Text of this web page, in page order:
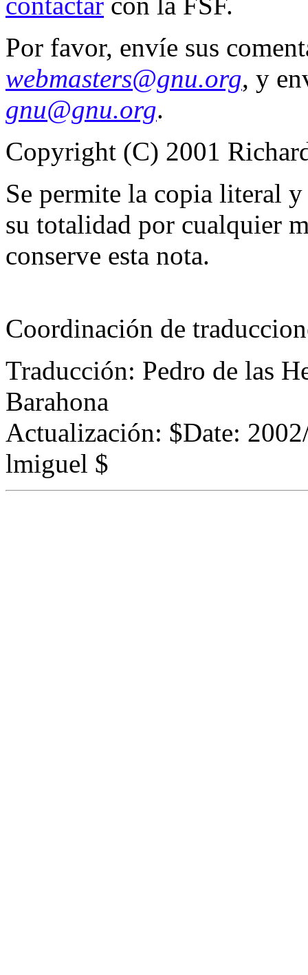
Por favor, envíe sus
webmasters@gnu.org, y
gnu@gnu.org.
Copyright (C) 2001
Se permite la copia literal
su totalidad por cualquier
conserve esta nota.
Coordinación de
Traducción: Pedro de las
Barahona
Actualización: $Date:
lmiguel $